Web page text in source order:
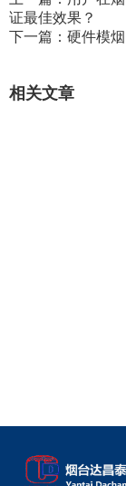
证最佳效果？
下一篇： 硬件模
相关文章